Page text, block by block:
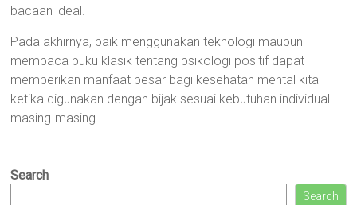
bacaan ideal.
Pada akhirnya, baik menggunakan teknologi maupun
membaca buku klasik tentang psikologi positif dapat
memberikan manfaat besar bagi kesehatan mental kita
ketika digunakan dengan bijak sesuai kebutuhan individual
masing-masing.
Search
Search